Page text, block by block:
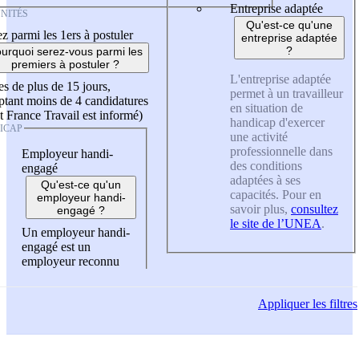
parmi les 1ers à postuler
serez-vous parmi les
premiers à postuler ?
de plus de 15 jours,
moins de 4 candidatures
France Travail est informé)
Employeur handi-
engagé
Qu'est-ce qu'un
employeur handi-
engagé ?
Un employeur handi-
engagé est un
employeur reconnu
Entreprise adaptée
Qu'est-ce qu'une
entreprise adaptée
?
L'entreprise adaptée
permet à un travailleur
en situation de
handicap d'exercer
une activité
professionnelle dans
des conditions
adaptées à ses
capacités. Pour en
savoir plus, consultez
le site de l’UNEA.
Appliquerles filtres